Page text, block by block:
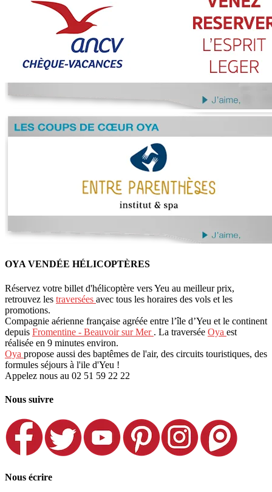
OYA VENDÉE HÉLICOPTÈRES
Réservez votre billet d'hélicoptère vers Yeu au meilleur prix,
retrouvez les traversées avec tous les horaires des vols et les
promotions.
Compagnie aérienne française agréée entre l’île d’Yeu et le continent
depuis Fromentine - Beauvoir sur Mer . La traversée Oya est
réalisée en 9 minutes environ.
Oya propose aussi des baptêmes de l'air, des circuits touristiques, des
formules séjours à l'ile d'Yeu !
Appelez nous au 02 51 59 22 22
Nous suivre
Nous écrire